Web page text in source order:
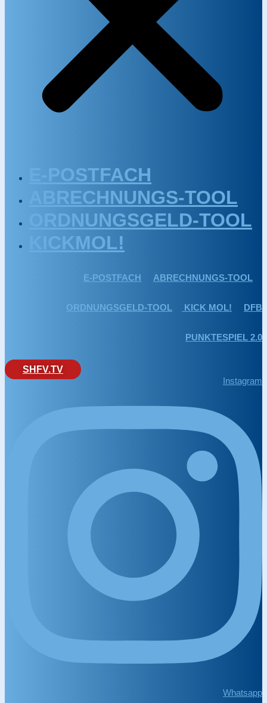
E-POSTFACH
ABRECHNUNGS-TOOL
ORDNUNGSGELD-TOOL
KICKMOL!
E-POSTFACH ABRECHNUNGS-TOOL
ORDNUNGSGELD-TOOL KICK MOL! DFB
PUNKTESPIEL 2.0
SHFV.TV
Instagram
Whatsapp